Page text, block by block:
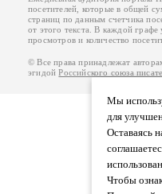
Мы
для
Оставаясь
Чтобы
посетителей, которые в общей
страниц по данным счетчика
от этого текста. В каждой графе
просмотров и количество
© Все права принадлежат
эгидойРоссийского союза